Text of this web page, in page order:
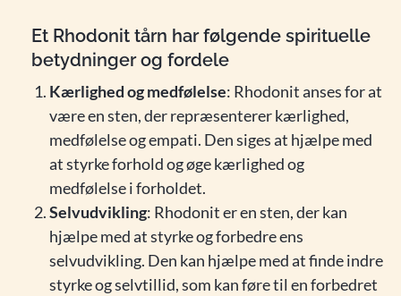
Et Rhodonit tårn har følgende spirituelle
betydninger og fordele
Kærlighed og medfølelse: Rhodonit anses for at
være en sten, der repræsenterer kærlighed,
medfølelse og empati. Den siges at hjælpe med
at styrke forhold og øge kærlighed og
medfølelse i forholdet.
Selvudvikling: Rhodonit er en sten, der kan
hjælpe med at styrke og forbedre ens
selvudvikling. Den kan hjælpe med at finde indre
styrke og selvtillid, som kan føre til en forbedret